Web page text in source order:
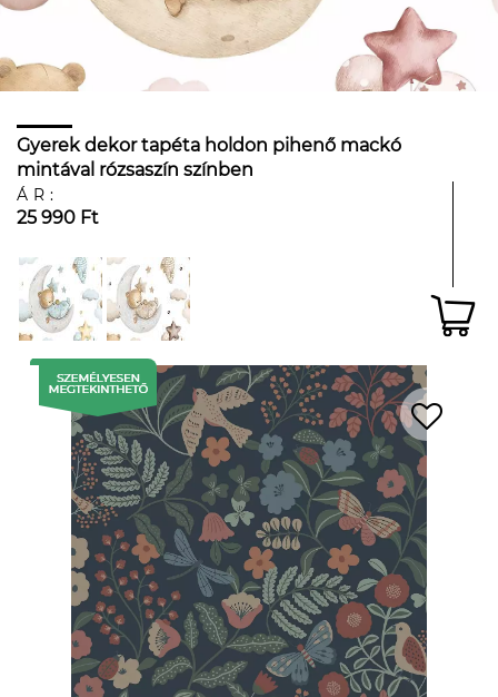
Gyerek dekor tapéta holdon pihenő mackó
mintával rózsaszín színben
ÁR:
25 990 Ft